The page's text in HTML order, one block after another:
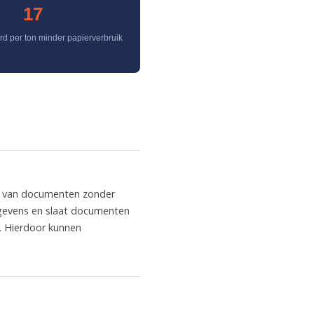
17
per ton minder papierverbruik
documenten zonder
en slaat documenten
. Hierdoor kunnen